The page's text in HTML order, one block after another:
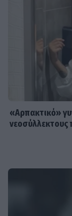
«Αρπακτικό»
νεοσύλλεκτους